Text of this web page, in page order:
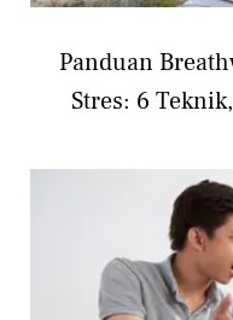
Panduan
Stres: 6